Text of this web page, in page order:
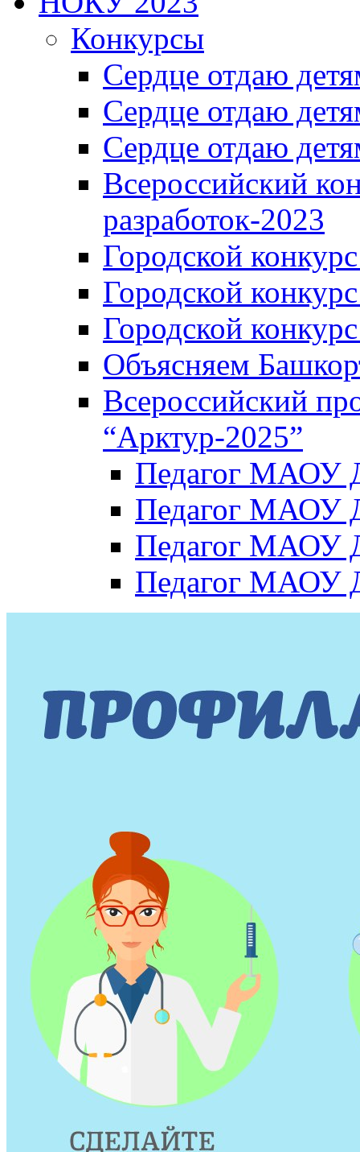
Конкурсы
Сердце отдаю
Сердце отдаю
Сердце отдаю
Всероссийский
разработок-2023
Городской
Городской
Городской
Объясняем
Всероссийский
“Арктур-2025”
Педагог МАОУ
Педагог МАОУ
Педагог МАОУ
Педагог МАОУ